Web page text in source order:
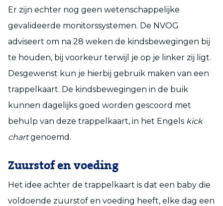
Er zijn echter nog geen wetenschappelijke
gevalideerde monitorssystemen. De NVOG
adviseert om na 28 weken de kindsbewegingen bij
te houden, bij voorkeur terwijl je op je linker zij ligt.
Desgewenst kun je hierbij gebruik maken van een
trappelkaart. De kindsbewegingen in de buik
kunnen dagelijks goed worden gescoord met
behulp van deze trappelkaart, in het Engels kick
chartgenoemd.
Zuurstof en voeding
Het idee achter de trappelkaart is dat een baby die
voldoende zuurstof en voeding heeft, elke dag een